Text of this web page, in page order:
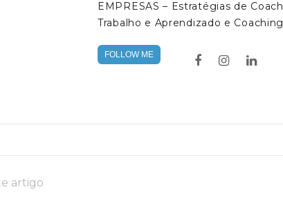
EMPRESAS – Estratégias de
Trabalho e Aprendizado e
FOLLOW ME
artigo